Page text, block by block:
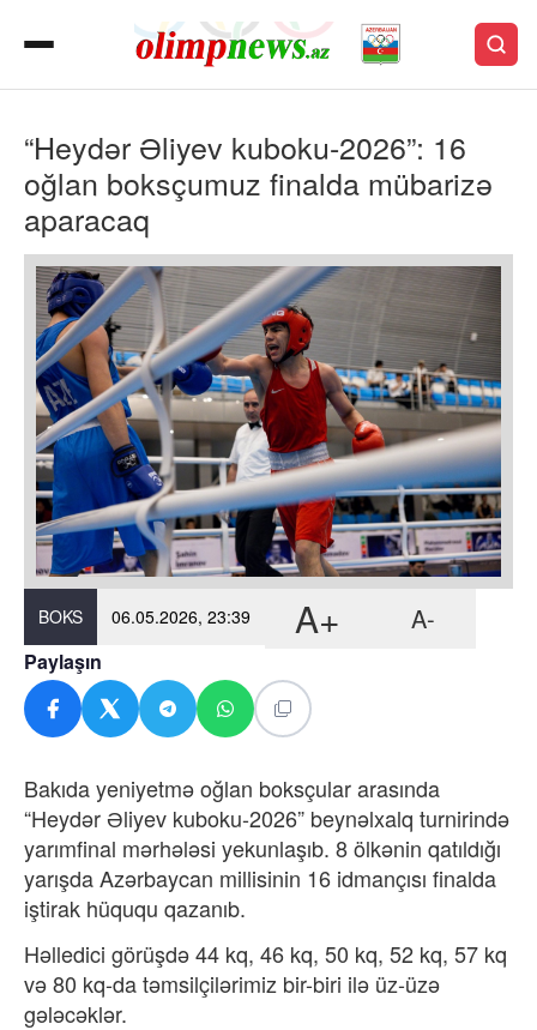
“Heydər Əliyev kuboku-2026”: 16
oğlan boksçumuz finalda mübarizə
aparacaq
BOKS 06.05.2026, 23:39 A+ A-
Paylaşın
Bakıda yeniyetmə oğlan boksçular arasında
“Heydər Əliyev kuboku-2026” beynəlxalq turnirində
yarımfinal mərhələsi yekunlaşıb. 8 ölkənin qatıldığı
yarışda Azərbaycan millisinin 16 idmançısı finalda
iştirak hüququ qazanıb.
Həlledici görüşdə 44 kq, 46 kq, 50 kq, 52 kq, 57 kq
və 80 kq-da təmsilçilərimiz bir-biri ilə üz-üzə
gələcəklər.